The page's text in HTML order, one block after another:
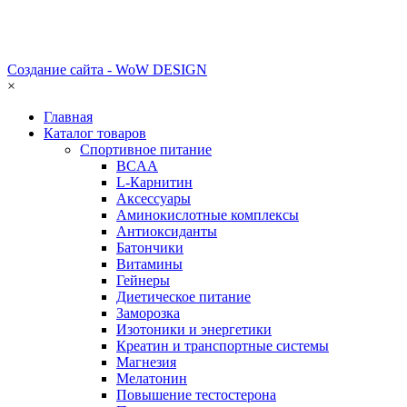
Создание сайта - WoW DESIGN
×
Главная
Каталог товаров
Спортивное питание
BCAA
L-Карнитин
Аксессуары
Аминокислотные комплексы
Антиоксиданты
Батончики
Витамины
Гейнеры
Диетическое питание
Заморозка
Изотоники и энергетики
Креатин и транспортные системы
Магнезия
Мелатонин
Повышение тестостерона